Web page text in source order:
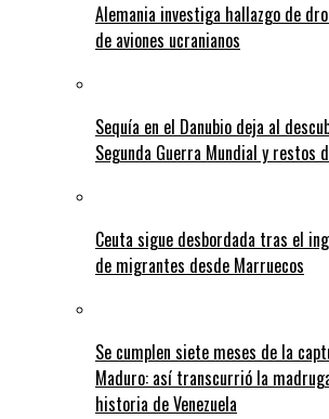
Alemania investiga hallazgo de
de aviones ucranianos
Sequía en el Danubio deja al
Segunda Guerra Mundial y restos
Ceuta sigue desbordada tras el
de migrantes desde Marruecos
Se cumplen siete meses de la
Maduro: así transcurrió la
historia de Venezuela